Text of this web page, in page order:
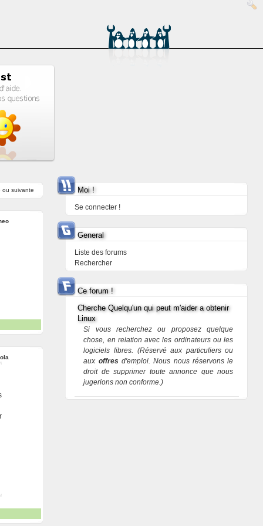
ou suivante Moi !
Se connecter !
General
Liste des forums
Rechercher
Ce forum !
Cherche Quelqu'un qui peut m'aider a obtenir
Linux
Si vous recherchez ou proposez quelque
chose, en relation avec les ordinateurs ou les
logiciels libres. (Réservé aux particuliers ou
aux offres d'emploi. Nous nous réservons le
droit de supprimer toute annonce que nous
jugerions non conforme.)